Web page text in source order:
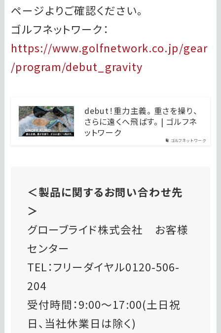
ページよりご確認ください。
ゴルフネットワーク：
https://www.golfnetwork.co.jp/gear
/program/debut_gravity
ゴルフネットワーク
debut！重力主義。 重さを操り、
さらに遠くへ飛ばす。 | ゴルフネ
ットワーク
＜製品に関するお問い合わせ先
＞
グローブライド株式会社 お客様
センター
TEL：フリーダイヤル0120-506-
204
受付時間：9:00～17:00(土日祝
日、当社休業日は除く)